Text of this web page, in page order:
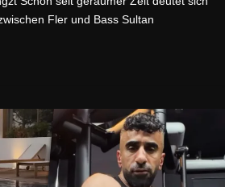
Fler und Bass Sultan